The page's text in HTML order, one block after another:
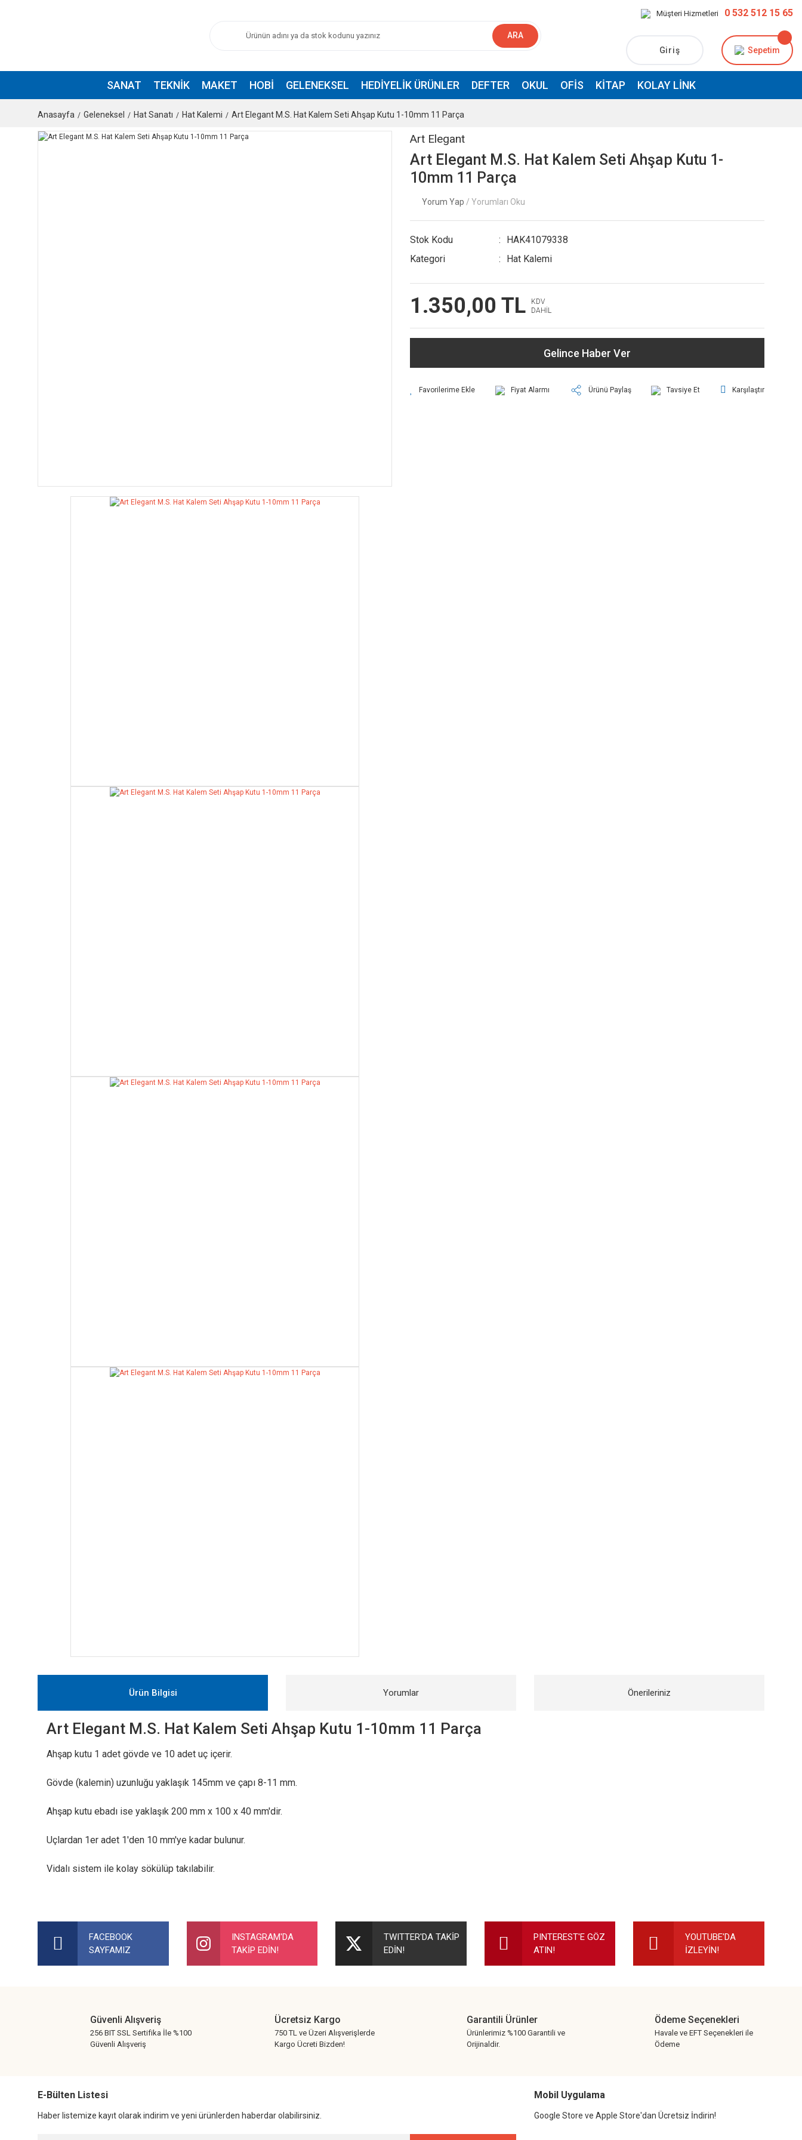
ARA
Müşteri Hizmetleri 0 532 512 15 65
Giriş Sepetim
SANAT TEKNIK MAKET HOBI GELENEKSEL HEDIYELIK ÜRÜNLER DEFTER OKUL OFIS KITAP KOLAY LINK
Anasayfa Geleneksel Hat Sanatı Hat Kalemi Art Elegant M.S. Hat Kalem Seti Ahşap Kutu 1-10mm 11 Parça
Art Elegant
Art Elegant M.S. Hat Kalem Seti Ahşap Kutu 1-
10mm 11 Parça
Yorum Yap / Yorumları Oku
Stok Kodu
HAK41079338
Kategori
Hat Kalemi
1.350,00 TL
KDV
DAHİL
Gelince Haber Ver
Fiyat Alarmı Ürünü Paylaş Tavsiye Et Karşılaştır
Ürün Bilgisi Yorumlar Önerileriniz
Art Elegant M.S. Hat Kalem Seti Ahşap Kutu 1-10mm 11 Parça
Ahşap kutu 1 adet gövde ve 10 adet uç içerir.
Gövde (kalemin) uzunluğu yaklaşık 145mm ve çapı 8-11 mm.
Ahşap kutu ebadı ise yaklaşık 200 mm x 100 x 40 mm'dir.
Uçlardan 1er adet 1'den 10 mm'ye kadar bulunur.
Vidalı sistem ile kolay sökülüp takılabilir.
Bu ürüne ilk yorumu siz yapın!
Bu ürüne benzer farklı alternatifler olmalı.
FACEBOOK
SAYFAMIZ
INSTAGRAM'DA
TAKİP EDİN!
TWITTER'DA TAKİP
EDİN!
PINTEREST'E GÖZ
ATIN!
YOUTUBE'DA
İZLEYİN!
Güvenli Alışveriş
256 BIT SSL Sertifika İle %100
Güvenli Alışveriş
Ücretsiz Kargo
750 TL ve Üzeri Alışverişlerde
Kargo Ücreti Bizden!
Garantili Ürünler
Ürünlerimiz %100 Garantili ve
Orijinaldir.
Ödeme Seçenekleri
Havale ve EFT Seçenekleri ile
Ödeme
E-Bülten Listesi
Haber listemize kayıt olarak indirim ve yeni ürünlerden haberdar olabilirsiniz.
Mobil Uygulama
Google Store ve Apple Store'dan Ücretsiz İndirin!